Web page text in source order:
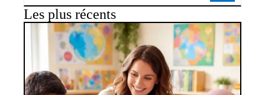
Les plus récents